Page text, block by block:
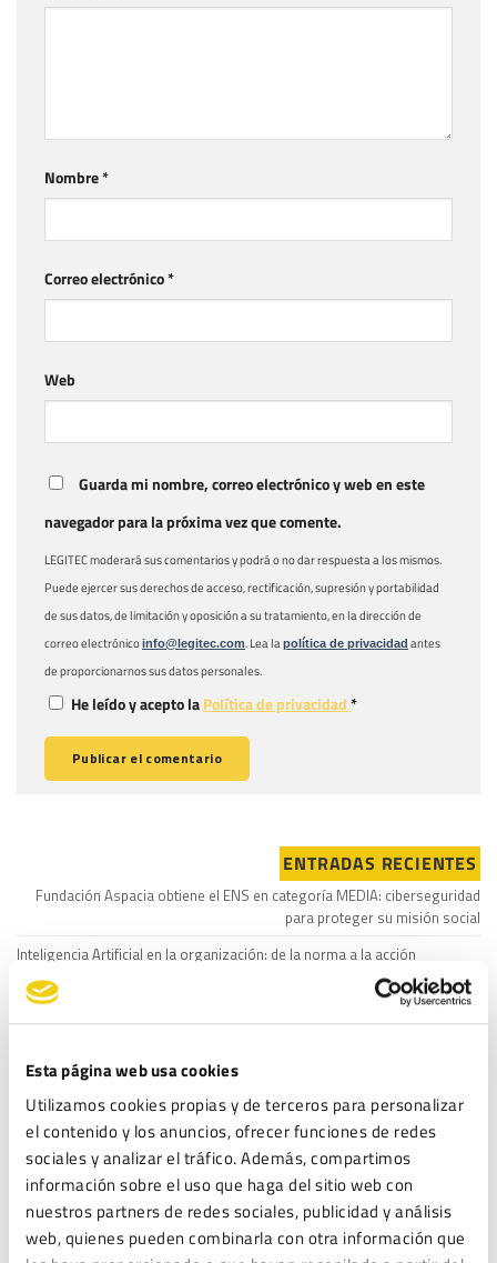
Esta página web usa cookies
Utilizamos cookies propias y de terceros para personalizar
el contenido y los anuncios, ofrecer funciones de redes
sociales y analizar el tráfico. Además, compartimos
información sobre el uso que haga del sitio web con
nuestros partners de redes sociales, publicidad y análisis
web, quienes pueden combinarla con otra información que
Nombre*
Correo electrónico*
Web
Guarda mi nombre, correo electrónico y web en este
navegador para la próxima vez que comente.
LEGITEC moderará sus comentarios y podrá o no dar respuesta a los mismos.
Puede ejercer sus derechos de acceso, rectificación, supresión y portabilidad
de sus datos, de limitación y oposición a su tratamiento, en la dirección de
correo electrónicoinfo@legitec.com. Lea lapolítica de privacidad antes
de proporcionarnos sus datos personales.
He leído y acepto laPolítica de privacidad*
ENTRADAS RECIENTES
Fundación Aspacia obtiene el ENS en categoría MEDIA: ciberseguridad
para proteger su misión social
Inteligencia Artificial en la organización: de la norma a la acción
ISO 27001: La guía para implementar un SGSI y proteger la información
de tu empresa
Protocolo de Acoso: Guía para Empresas
COMENTARIOS
Rodrigo CatalánenProtocolo de Acoso Laboral: ¿es obligatorio para
todas las empresas y en qué consiste?